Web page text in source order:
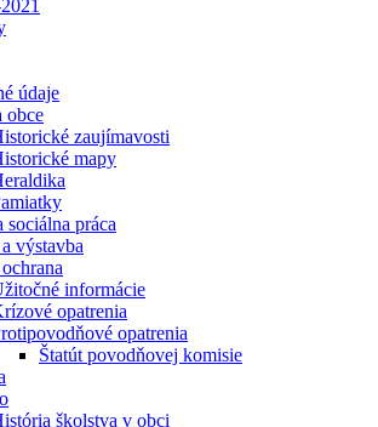
údaje
obce
zaujímavosti
mapy
sociálna práca
výstavba
informácie
opatrenia
opatrenia
Štatút povodňovej komisie
školstva v obci